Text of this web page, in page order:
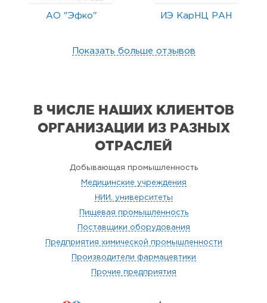
АО "Эфко" ИЭ КарНЦ РАН
Показать больше отзывов
В ЧИСЛЕ НАШИХ КЛИЕНТОВ
ОРГАНИЗАЦИИ ИЗ РАЗНЫХ
ОТРАСЛЕЙ
Добывающая промышленность
Медицинские учреждения
НИИ, университеты
Пищевая промышленность
Поставщики оборудования
Предприятия химической промышленности
Производители фармацевтики
Прочие предприятия